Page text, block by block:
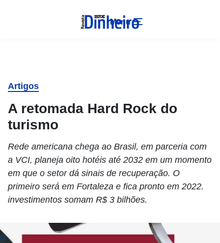
Menu
Artigos
A retomada Hard Rock do
turismo
Rede americana chega ao Brasil, em parceria com
a VCI, planeja oito hotéis até 2032 em um momento
em que o setor dá sinais de recuperação. O
primeiro será em Fortaleza e fica pronto em 2022.
investimentos somam R$ 3 bilhões.